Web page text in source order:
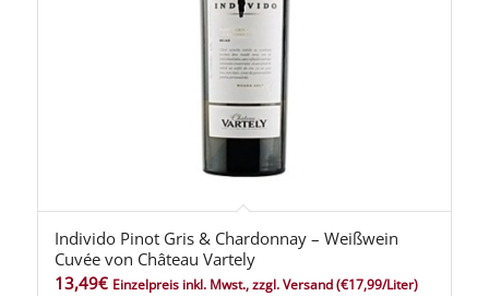
Individo Pinot Gris & Chardonnay – Weißwein
Cuvée von Château Vartely
13,49€ Einzelpreis inkl. Mwst., zzgl. Versand(€17,99/Liter)